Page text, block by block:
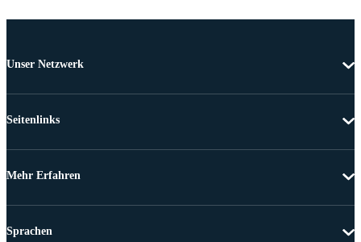
Unser Netzwerk
Seitenlinks
Mehr Erfahren
Sprachen